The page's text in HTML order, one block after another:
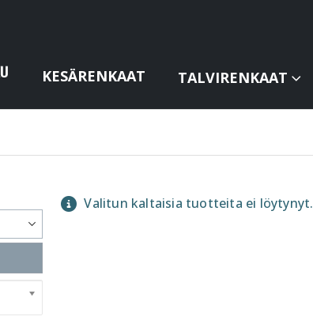
KESÄRENKAAT TALVIRENKAAT
Valitun kaltaisia tuotteita ei löytynyt.